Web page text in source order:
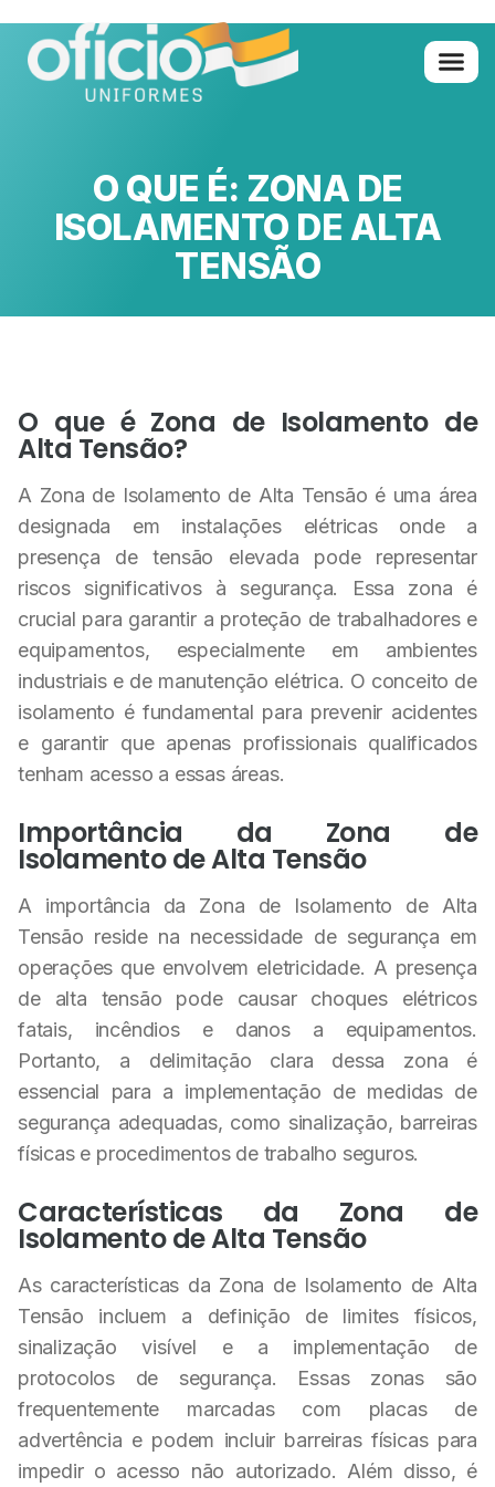
O QUE É: ZONA DE
ISOLAMENTO DE ALTA
TENSÃO
O que é Zona de Isolamento de
Alta Tensão?
A Zona de Isolamento de Alta Tensão é uma área
designada em instalações elétricas onde a
presença de tensão elevada pode representar
riscos significativos à segurança. Essa zona é
crucial para garantir a proteção de trabalhadores e
equipamentos, especialmente em ambientes
industriais e de manutenção elétrica. O conceito de
isolamento é fundamental para prevenir acidentes
e garantir que apenas profissionais qualificados
tenham acesso a essas áreas.
Importância da Zona de
Isolamento de Alta Tensão
A importância da Zona de Isolamento de Alta
Tensão reside na necessidade de segurança em
operações que envolvem eletricidade. A presença
de alta tensão pode causar choques elétricos
fatais, incêndios e danos a equipamentos.
Portanto, a delimitação clara dessa zona é
essencial para a implementação de medidas de
segurança adequadas, como sinalização, barreiras
físicas e procedimentos de trabalho seguros.
Características da Zona de
Isolamento de Alta Tensão
As características da Zona de Isolamento de Alta
Tensão incluem a definição de limites físicos,
sinalização visível e a implementação de
protocolos de segurança. Essas zonas são
frequentemente marcadas com placas de
advertência e podem incluir barreiras físicas para
impedir o acesso não autorizado. Além disso, é